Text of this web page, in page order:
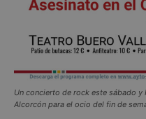
Un concierto de rock este sábado
Alcorcón para el ocio del fin de